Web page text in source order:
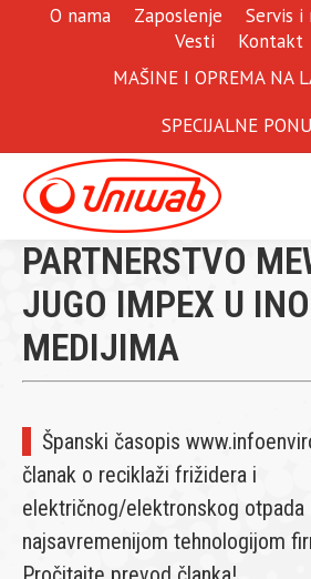
O nama Zaposlenje
Servis i
Vesti
Kontakt
MAŠINE I OPREMA NA
SPECIJALNE
PARTNERSTVO
JUGO IMPEX U
MEDIJIMA
Španski časopis
članak o reciklaži frižidera i
električnog/elektronskog otpada
najsavremenijom tehnologijom